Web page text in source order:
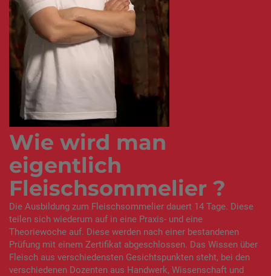
Wie wird man
eigentlich
Fleischsommelier ?
Die Ausbildung zum Fleischsommelier dauert 14 Tage. Diese
teilen sich wiederum auf in eine Praxis- und eine
Theoriewoche auf. Diese werden nach einer bestandenen
Prüfung mit einem Zertifikat abgeschlossen. Das Wissen über
Fleisch aus verschiedensten Gesichtspunkten steht, bei den
verschiedenen Dozenten aus Handwerk, Wissenschaft und